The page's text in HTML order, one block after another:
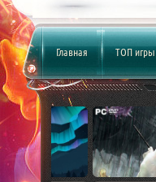
Главная ТОП игры